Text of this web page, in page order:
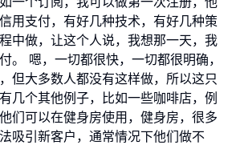
用支付，有好几种技术，有好几种策
中做，让这个人说，我想那一天，我
。 嗯，一切都很快，一切都很明确，
但大多数人都没有这样做，所以这只
几个其他例子，比如一些咖啡店，例
们可以在健身房使用，健身房，很多
吸引新客户，通常情况下他们做不